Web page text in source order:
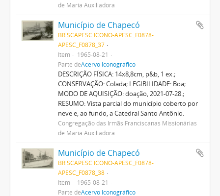
de Maria Auxiliadora
Município de Chapecó
BR SCAPESC ICONO-APESC_F0878-
APESC_F0878_37
Item
1965-08-21
Parte deAcervo Iconográfico
DESCRIÇÃO FÍSICA: 14x8,8cm, p&b, 1 ex.;
CONSERVAÇÃO: Colada; LEGIBILIDADE: Boa;
MODO DE AQUISIÇÃO: doação, 2021-07-28.;
RESUMO: Vista parcial do município coberto por
neve e, ao fundo, a Catedral Santo Antônio.
Congregação das Irmãs Franciscanas Missionárias
de Maria Auxiliadora
Município de Chapecó
BR SCAPESC ICONO-APESC_F0878-
APESC_F0878_38
Item
1965-08-21
Parte deAcervo Iconográfico